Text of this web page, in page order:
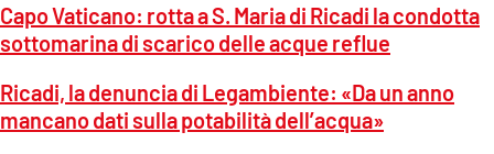
Capo Vaticano: rotta a S. Maria di Ricadi la condotta
sottomarina di scarico delle acque reflue
Ricadi, la denuncia di Legambiente: «Da un anno
mancano dati sulla potabilità dell’acqua»